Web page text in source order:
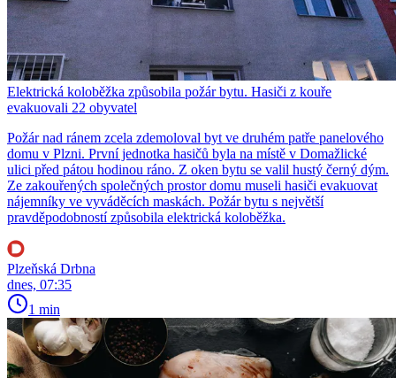
Elektrická koloběžka způsobila požár bytu. Hasiči z kouře
evakuovali 22 obyvatel
Požár nad ránem zcela zdemoloval byt ve druhém patře panelového
domu v Plzni. První jednotka hasičů byla na místě v Domažlické
ulici před pátou hodinou ráno. Z oken bytu se valil hustý černý dým.
Ze zakouřených společných prostor domu museli hasiči evakuovat
nájemníky ve vyváděcích maskách. Požár bytu s největší
pravděpodobností způsobila elektrická koloběžka.
Plzeňská Drbna
dnes, 07:35
1 min